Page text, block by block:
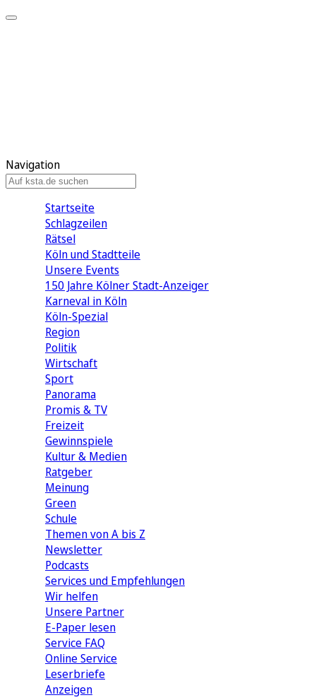
Navigation
Startseite
Schlagzeilen
Rätsel
Köln und Stadtteile
Unsere Events
150 Jahre Kölner Stadt-Anzeiger
Karneval in Köln
Köln-Spezial
Region
Politik
Wirtschaft
Sport
Panorama
Promis & TV
Freizeit
Gewinnspiele
Kultur & Medien
Ratgeber
Meinung
Green
Schule
Themen von A bis Z
Newsletter
Podcasts
Services und Empfehlungen
Wir helfen
Unsere Partner
E-Paper lesen
Service FAQ
Online Service
Leserbriefe
Anzeigen